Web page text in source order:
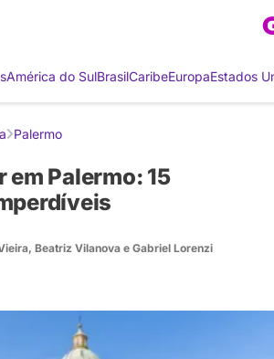
América do SulBrasilCaribeEuropaEstados
Palermo
em Palermo: 15
, Beatriz Vilanova e Gabriel Lorenzi